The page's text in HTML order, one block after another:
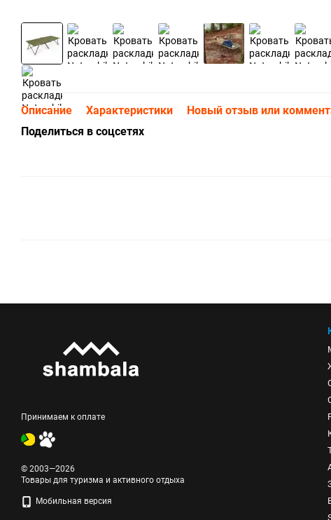
Описание Характеристики
Новый отзыв или
Поделиться в соцсетях
Принимаем к оплате
© 2003—2026
Товары для туризма и активного отдыха
Мобильная версия